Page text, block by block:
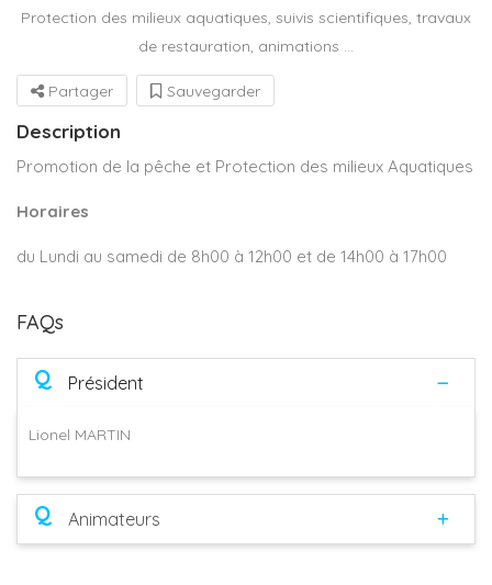
Protection des milieux aquatiques, suivis scientifiques, travaux
de restauration, animations ...
Partager Sauvegarder
Description
Promotion de la pêche et Protection des milieux Aquatiques
Horaires
du Lundi au samedi de 8h00 à 12h00 et de 14h00 à 17h00
FAQs
Q Président
Lionel MARTIN
Q Animateurs